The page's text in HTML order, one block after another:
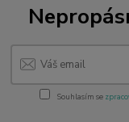
Souhlasím se